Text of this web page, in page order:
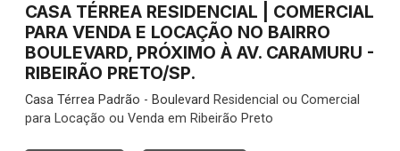
CASA TÉRREA RESIDENCIAL | COMERCIAL
PARA VENDA E LOCAÇÃO NO BAIRRO
BOULEVARD, PRÓXIMO À AV. CARAMURU -
RIBEIRÃO PRETO/SP.
Casa Térrea Padrão - Boulevard Residencial ou Comercial
para Locação ou Venda em Ribeirão Preto